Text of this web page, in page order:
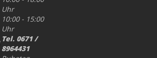
Uhr
10:00 - 15:00
Uhr
Tel. 0671 /
8964431